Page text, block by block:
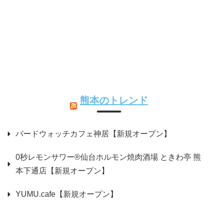
熊本のトレンド
バードウォッチカフェ神居【新規オープン】
0秒レモンサワー®仙台ホルモン焼肉酒場 ときわ亭 熊
本下通店【新規オープン】
YUMU.cafe【新規オープン】